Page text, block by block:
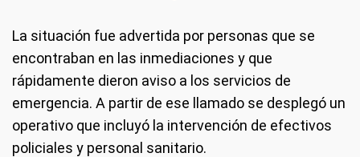
La situación fue advertida por personas que se
encontraban en las inmediaciones y que
rápidamente dieron aviso a los servicios de
emergencia. A partir de ese llamado se desplegó un
operativo que incluyó la intervención de efectivos
policiales y personal sanitario.